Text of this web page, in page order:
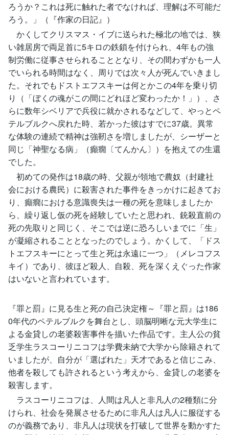
ろうか？これは死に触れた者でなければ、理解は不可能だ
ろう。」（『作家の日記』）
かくしてクリスマス・イブに送られた極北の地では、狭
い雑居房で両足首に5キロの鉄鎖を付けられ、4年もの強
制労働に従事させられることとなり、その間わずかも一人
でいられる時間はなく、周りでは次々人が死んでいきまし
た。それでもドストエフスキーは何とかこの4年を乗り切
り（「ぼくの魂がこの間にどれほど変わったか！」）、さ
らに数年シベリアで兵役に就かされるなどして、やっとペ
テルブルクへ戻れた時、若かった彼はすでに37歳。異常
な体験の連続で精神は強靭さを増しましたが、シーザーと
同じ「神聖なる病」（癲癇〔てんかん〕）を抱えての生還
でした。
初めての発作は18歳の時、父親が領地で農奴（封建社
会における農民）に殺害された事件をきっかけに起きてお
り、癲癇における意識喪失は一種の死を意味しましたか
ら、繰り返し仮の死を経験していたと思われ、銃殺直前の
死の先取りと同じく、そこでは逆に恐ろしいまでに「生」
が凝縮されることとなったのでしょう。かくして、「ドス
トエフスキーにとって生と死は永遠に一つ」（メレコフス
キイ）であり、彼ほど殺人、自殺、死を深くえぐった作家
はいないと言われています。
『罪と罰』に見る生と死の自己決定権～『罪と罰』は186
0年代のペテルブルクを舞台とし、頭脳明晰な元大学生に
よる金貸しの老婆殺害事件を描いた作品です。主人公の貧
乏学生ラスコーリニコフは学費未納で大学から除籍されて
いましたが、自分が「選ばれた」天才であると信じこみ、
他者を殺しても許されるという考えから、金貸しの老婆を
殺害します。
ラスコーリニコフは、人間は凡人と非凡人の2種類に分
けられ、社会を発展させるために非凡人は凡人に服従する
のが義務であり、非凡人は現状を打破して世界を動かすた